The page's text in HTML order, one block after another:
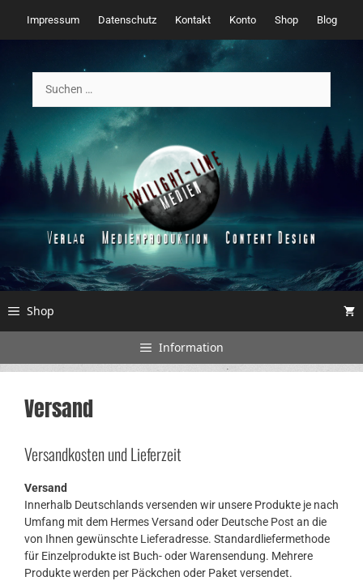
Inhalt
springen
Impressum Datenschutz Kontakt Konto Shop Blog
nach:
Shop
Information
Versand
Versandkosten und Lieferzeit
Versand
Innerhalb Deutschlands versenden wir unsere Produkte je nach
Umfang mit dem Hermes Versand oder Deutsche Post an die
von Ihnen gewünschte Lieferadresse. Standardliefermethode
für Einzelprodukte ist Buch- oder Warensendung. Mehrere
Produkte werden per Päckchen oder Paket versendet.